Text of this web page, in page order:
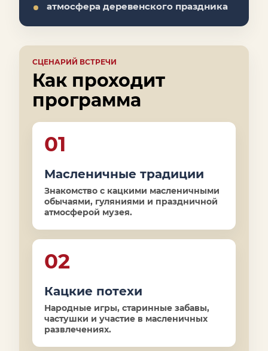
атмосфера деревенского праздника
СЦЕНАРИЙ ВСТРЕЧИ
Как проходит
программа
01
Масленичные традиции
Знакомство с кацкими масленичными
обычаями, гуляниями и праздничной
атмосферой музея.
02
Кацкие потехи
Народные игры, старинные забавы,
частушки и участие в масленичных
развлечениях.